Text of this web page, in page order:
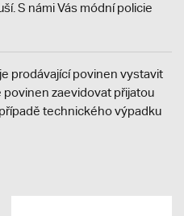
S námi Vás módní policie
prodávající povinen vystavit
povinen zaevidovat přijatou
technického výpadku